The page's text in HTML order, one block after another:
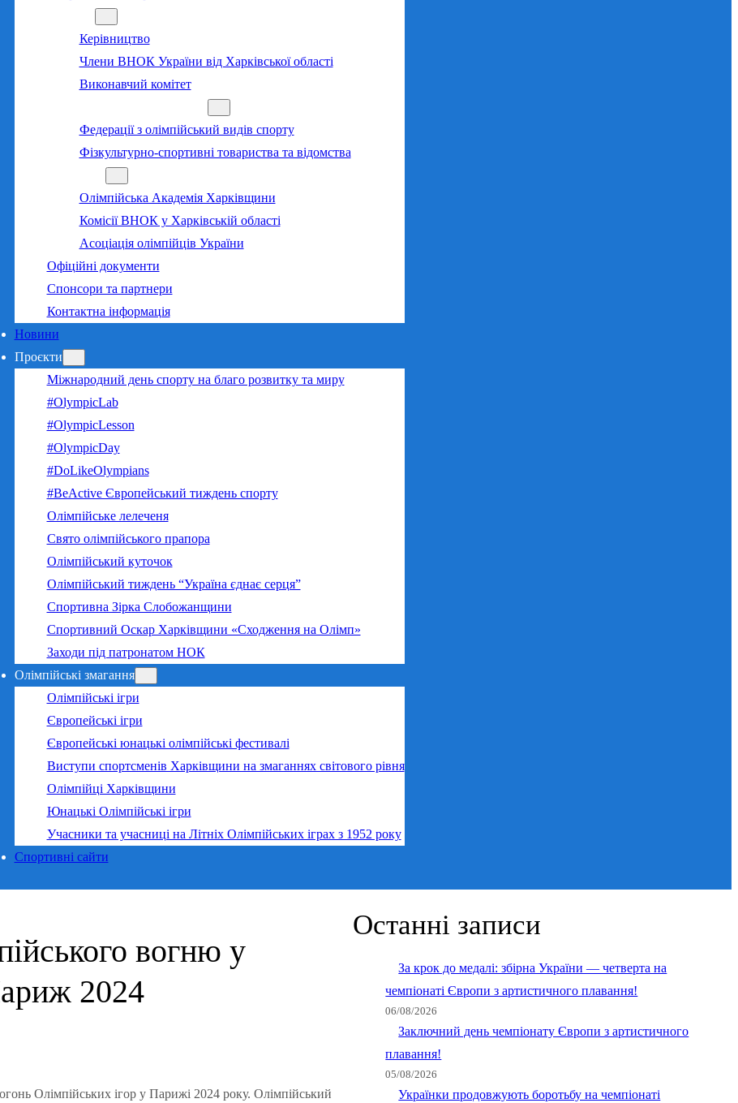
Керівництво
Члени ВНОК України від Харківської області
Виконавчий комітет
Федерації з олімпійський видів спорту
Фізкультурно-спортивні товариства та відомства
Олімпійська Академія Харківщини
Комісії ВНОК у Харківській області
Асоціація олімпійців України
Офіційні документи
Спонсори та партнери
Контактна інформація
Новини
Проєкти
Міжнародний день спорту на благо розвитку та миру
#OlympicLab
#OlympicLesson
#OlympicDay
#DoLikeOlympians
#BeActive Європейський тиждень спорту
Олімпійське лелеченя
Свято олімпійського прапора
Олімпійський куточок
Олімпійський тиждень “Україна єднає серця”
Спортивна Зірка Слобожанщини
Спортивний Оскар Харківщини «Сходження на Олімп»
Заходи під патронатом НОК
Олімпійські змагання
Олімпійські ігри
Європейські ігри
Європейські юнацькі олімпійські фестивалі
Виступи спортсменів Харківщини на змаганнях світового рівня
Олімпійці Харківщини
Юнацькі Олімпійські ігри
Учасники та учасниці на Літніх Олімпійських іграх з 1952 року
Спортивні сайти
вогню у
2024
Олімпійських ігор у Парижі 2024 року. Олімпійський
Останні записи
За крок до медалі: збірна України — четверта на
чемпіонаті Європи з артистичного плавання!
06/08/2026
Заключний день чемпіонату Європи з артистичного
плавання!
05/08/2026
Українки продовжують боротьбу на чемпіонаті